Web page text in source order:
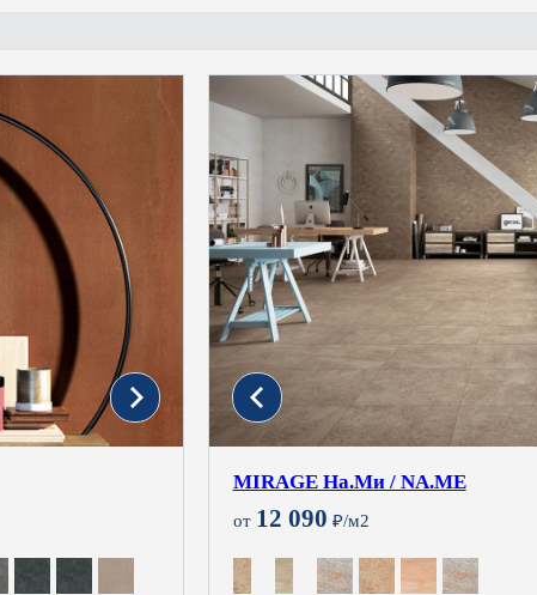
MIRAGE На.Ми / NA.ME
от 12 090 ₽/м2